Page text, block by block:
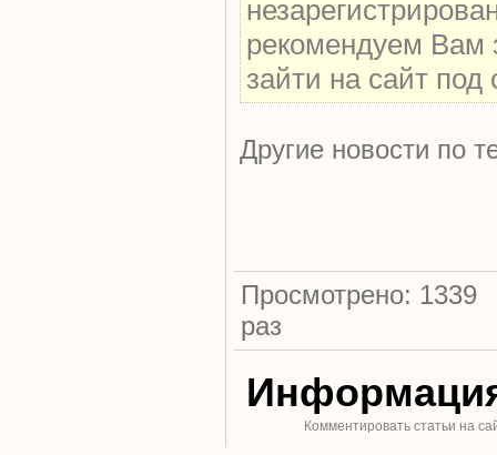
рекомендуем Вам
зайти на сайт
Другие новости по
Просмотрено: 1339
раз
Комментировать статьи на